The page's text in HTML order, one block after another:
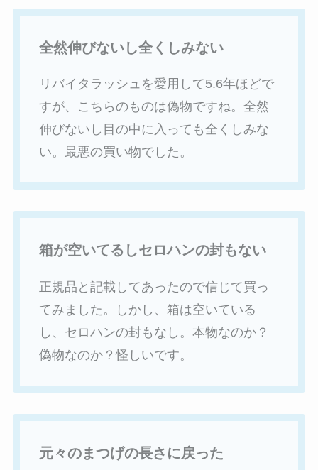
全然伸びないし全くしみない
リバイタラッシュを愛用して5.6年ほどで
すが、こちらのものは偽物ですね。全然
伸びないし目の中に入っても全くしみな
い。最悪の買い物でした。
箱が空いてるしセロハンの封もない
正規品と記載してあったので信じて買っ
てみました。しかし、箱は空いている
し、セロハンの封もなし。本物なのか？
偽物なのか？怪しいです。
元々のまつげの長さに戻った